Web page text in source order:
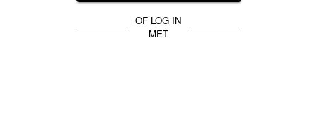
OF LOG IN
MET